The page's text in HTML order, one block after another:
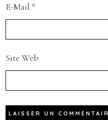
E-Mail *
Site Web